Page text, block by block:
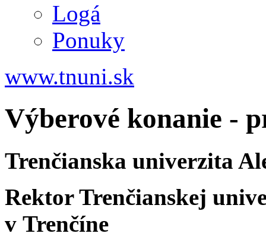
Logá
Ponuky
www.tnuni.sk
Výberové konanie -
Trenčianska univerzita
Rektor Trenčianskej
v Trenčíne